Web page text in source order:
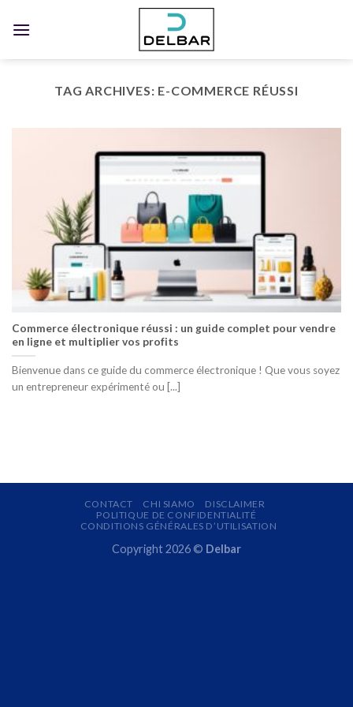
TAG ARCHIVES: E-COMMERCE RÉUSSI
Commerce électronique réussi : un guide complet pour vendre
en ligne et multiplier vos profits
Bienvenue dans ce guide du commerce électronique ! Que vous soyez
un entrepreneur expérimenté ou [...]
CONTACT CHI SIAMO
DISCLAIMER
POLITIQUE DE CONFIDENTIALITÉ
CONDITIONS GÉNÉRALES D’UTILISATION
Copyright 2026 © Delbar